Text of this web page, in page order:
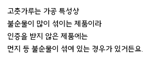
고춧가루는 가공 특성상
불순물이 많이 섞이는 제품이라
인증을 받지 않은 제품에는
먼지 등 불순물이 섞여 있는 경우가 있거든요.